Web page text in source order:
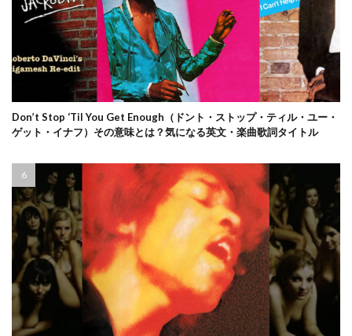
Don’t Stop ‘Til You Get Enough（ドント・ストップ・ティル・ユー・
ゲット・イナフ）その意味とは？気になる英文・楽曲歌詞タイトル